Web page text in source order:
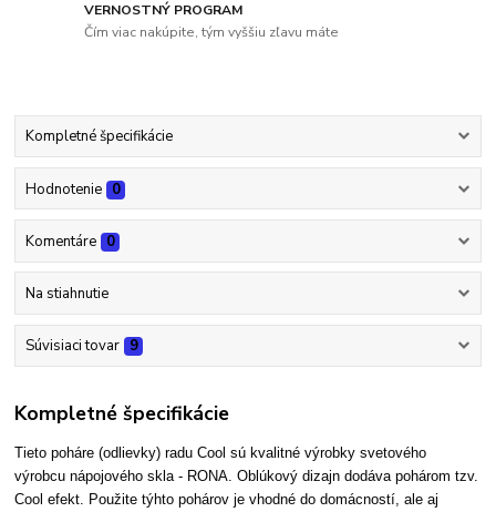
VERNOSTNÝ PROGRAM
Čím viac nakúpite, tým vyššiu zľavu máte
Kompletné špecifikácie
Hodnotenie 0
Komentáre 0
Na stiahnutie
Súvisiaci tovar 9
Kompletné špecifikácie
Tieto poháre (odlievky) radu Cool sú kvalitné výrobky svetového
výrobcu nápojového skla - RONA. Oblúkový dizajn dodáva pohárom tzv.
Cool efekt. Použite týhto pohárov je vhodné do domácností, ale aj